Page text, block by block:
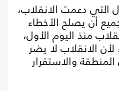
التي دعمت الانقلاب،
أن يصلح الأخطاء
منذ اليوم الأول،
لأن الانقلاب لا يضر
والاستقرار